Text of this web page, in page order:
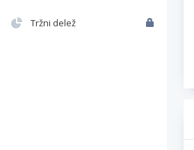
Tržni delež